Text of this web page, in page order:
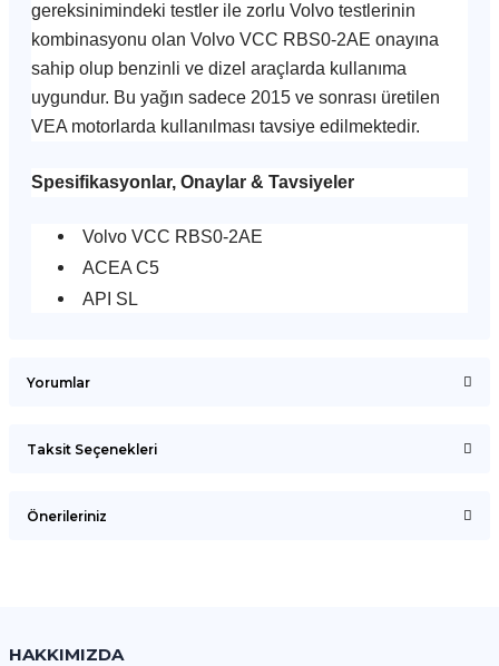
gereksinimindeki testler ile zorlu Volvo testlerinin
kombinasyonu olan Volvo VCC RBS0-2AE onayına
sahip olup benzinli ve dizel araçlarda kullanıma
uygundur. Bu yağın sadece 2015 ve sonrası üretilen
VEA motorlarda kullanılması tavsiye edilmektedir.
Spesifikasyonlar, Onaylar & Tavsiyeler
Volvo VCC RBS0-2AE
ACEA C5
API SL
Yorumlar
Taksit Seçenekleri
Önerileriniz
Görüş ve önerileriniz için teşekkür ederiz.
HAKKIMIZDA